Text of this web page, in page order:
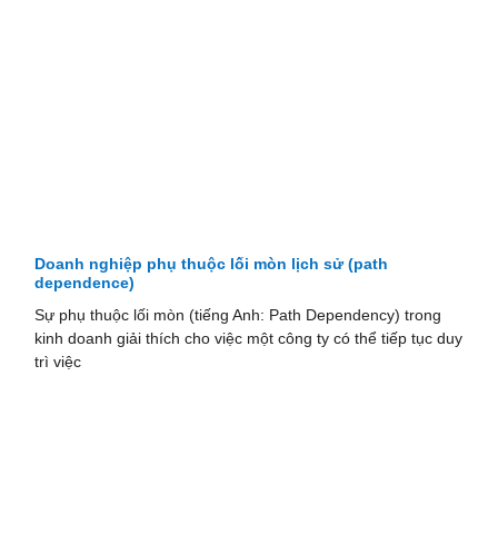
Doanh nghiệp phụ thuộc lối mòn lịch sử (path
dependence)
Sự phụ thuộc lối mòn (tiếng Anh: Path Dependency) trong
kinh doanh giải thích cho việc một công ty có thể tiếp tục duy
trì việc